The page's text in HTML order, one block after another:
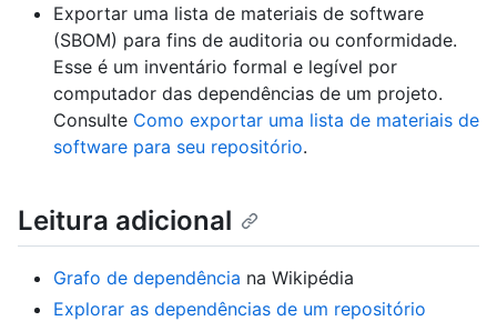
Exportar uma lista de materiais de software
(SBOM) para fins de auditoria ou conformidade.
Esse é um inventário formal e legível por
computador das dependências de um projeto.
Consulte Como exportar uma lista de materiais de
software para seu repositório.
Leitura adicional
Grafo de dependência na Wikipédia
Explorar as dependências de um repositório